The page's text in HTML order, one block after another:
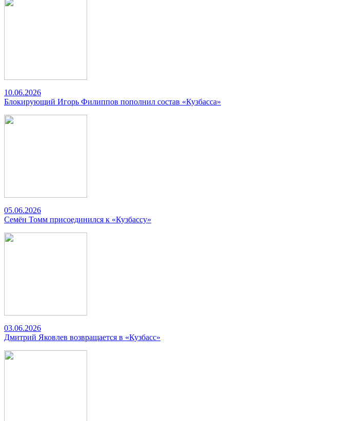
10.06.2026
Блокирующий Игорь Филиппов пополнил состав «Кузбасса»
05.06.2026
Семён Томм присоединился к «Кузбассу»
03.06.2026
Дмитрий Яковлев возвращается в «Кузбасс»